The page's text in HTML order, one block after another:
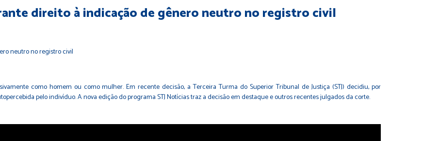
direito à indicação de gênero neutro no registro civil
como homem ou como mulher. Em recente decisão, a Terceira Turma do Superior Tribunal de Justiça (STJ) decidiu, por
pelo indivíduo. A nova edição do programa STJ Notícias traz a decisão em destaque e outros recentes julgados da corte.